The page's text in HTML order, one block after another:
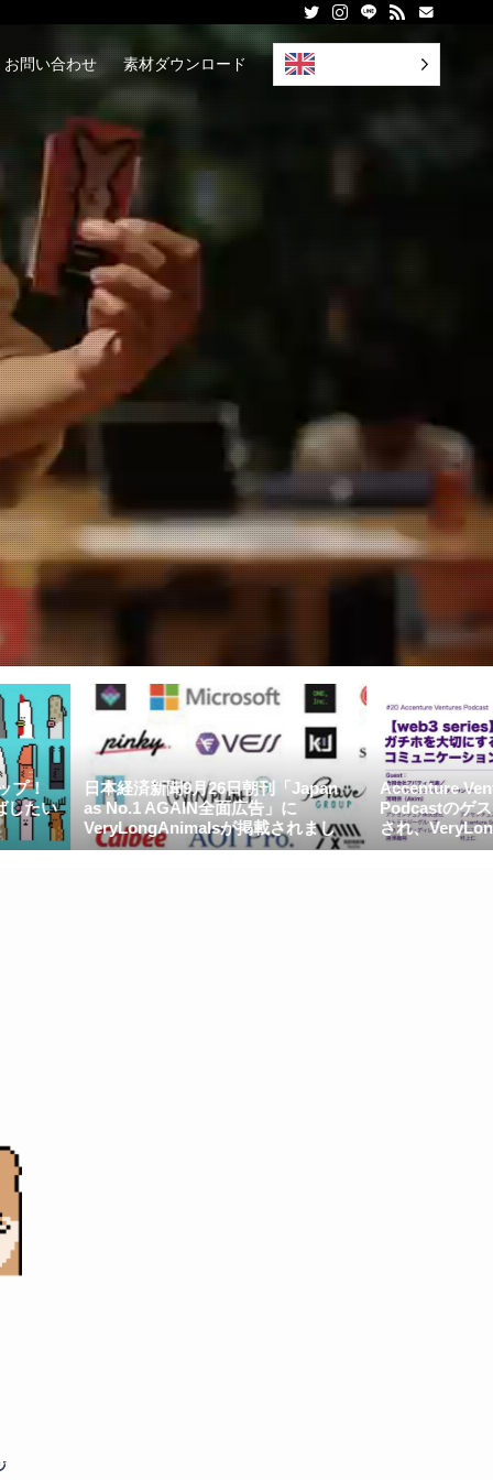
お問い合わせ 素材ダウンロード
新聞9月26日朝刊「Japan
全面広告」に
が掲載されまし
Accenture Ventures Japan
PodcastのゲストとしてAkimが招
され、VeryLongAnimalsのコミュ
ティについてディスカッションし